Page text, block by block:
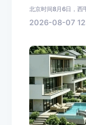
北京时间8月6日，西
2026-08-07